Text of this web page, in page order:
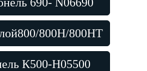
800H/800HT
К500-Н05500